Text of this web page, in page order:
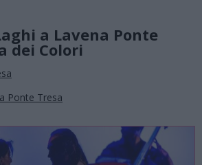
a Lavena Ponte
dei Colori
Ponte Tresa